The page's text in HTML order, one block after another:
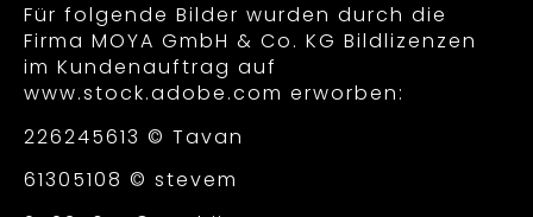
Für folgende Bilder wurden durch die
Firma MOYA GmbH & Co. KG Bildlizenzen
im Kundenauftrag auf
www.stock.adobe.com erworben:
226245613 © Tavan
61305108 © stevem